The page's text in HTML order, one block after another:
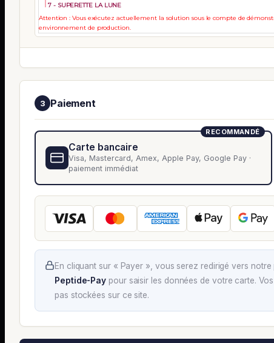
7 - SUPERETTE LA LUNE
35 RUE BEAUREGARD
75002 - PARIS
Attention : Vous exécutez actuellement la solution sous le compte de
environnement de production.
3 Paiement
RECOMMANDÉ
Carte bancaire
Visa, Mastercard, Amex, Apple Pay, Google Pay ·
paiement immédiat
En cliquant sur « Payer », vous serez redirigé vers notre
Peptide-Pay pour saisir les données de votre carte.
pas stockées sur ce site.